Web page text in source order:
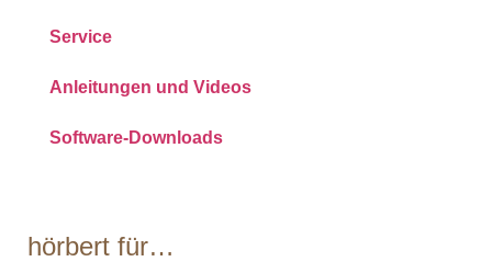
Service
Anleitungen und Videos
Software-Downloads
hörbert für…